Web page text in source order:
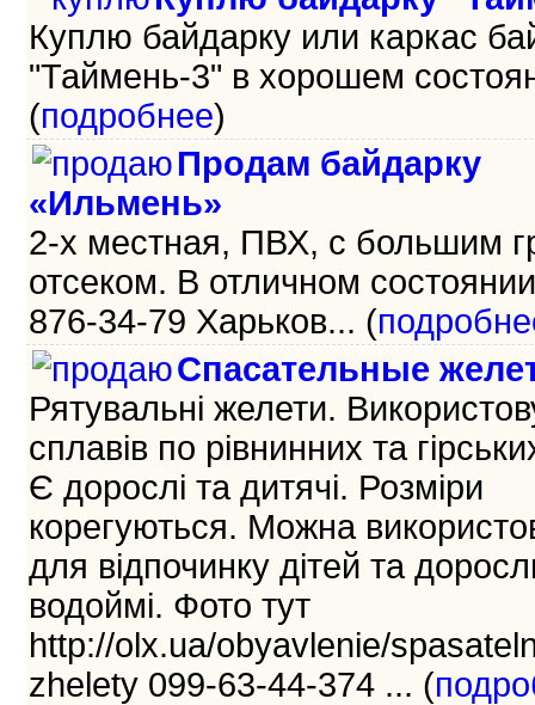
Куплю байдарку или каркас
"Таймень-3" в хорошем
(подробнее)
Продам байдарку
«Ильмень»
2-х местная, ПВХ, с большим
отсеком. В отличном
876-34-79 Харьков... (
Спасательные
Рятувальні желети.
сплавів по рівнинних та
Є дорослі та дитячі. Розміри
корегуються. Можна
для відпочинку дітей та
водоймі. Фото тут
http://olx.ua/obyavlenie/
zhelety 099-63-44-374 ... (